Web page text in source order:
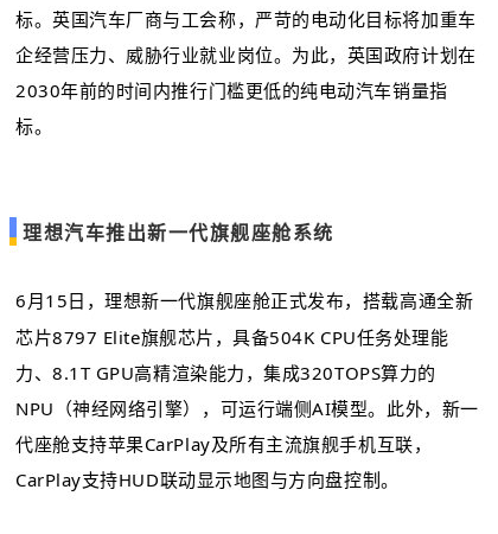
标。英国汽车厂商与工会称，严苛的电动化目标将加重车
企经营压力、威胁行业就业岗位。为此，英国政府计划在
2030年前的时间内推行门槛更低的纯电动汽车销量指
标。
理想汽车推出新一代旗舰座舱系统
6月15日，理想新一代旗舰座舱正式发布，搭载高通全新
芯片8797 Elite旗舰芯片，具备504K CPU任务处理能
力、8.1T GPU高精渲染能力，集成320TOPS算力的
NPU（神经网络引擎），可运行端侧AI模型。此外，新一
代座舱支持苹果CarPlay及所有主流旗舰手机互联，
CarPlay支持HUD联动显示地图与方向盘控制。